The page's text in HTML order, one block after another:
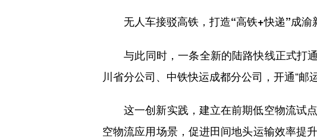
无人车接驳高铁，打造“高铁+快递”成渝
与此同时，一条全新的陆路快线正式打通
川省分公司、中铁快运成都分公司，开通“邮
这一创新实践，建立在前期低空物流试点
空物流应用场景，促进田间地头运输效率提